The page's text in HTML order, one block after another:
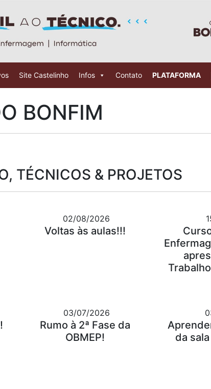
Site Castelinho Infos Contato PLATAFORMA
BONFIM
TÉCNICOS & PROJETOS
02/08/2026
Voltas às aulas!!!
03/07/2026
Rumo à 2ª Fase da
OBMEP!
da